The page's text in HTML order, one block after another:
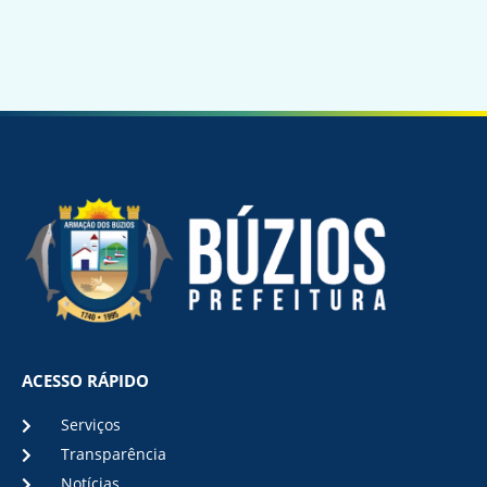
ACESSO RÁPIDO
Serviços
Transparência